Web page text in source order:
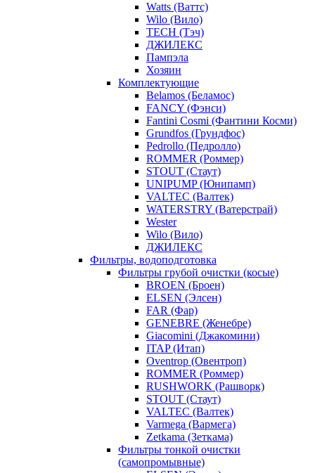
Watts (Ваттс)
Wilo (Вило)
TECH (Тэч)
ДЖИЛЕКС
Пампэла
Хозяин
Комплектующие
Belamos (Беламос)
FANCY (Фэнси)
Fantini Cosmi (Фантини Косми)
Grundfos (Грундфос)
Pedrollo (Педролло)
ROMMER (Роммер)
STOUT (Стаут)
UNIPUMP (Юнипамп)
VALTEC (Валтек)
WATERSTRY (Ватерстрай)
Wester
Wilo (Вило)
ДЖИЛЕКС
Фильтры, водоподготовка
Фильтры грубой очистки (косые)
BROEN (Броен)
ELSEN (Элсен)
FAR (Фар)
GENEBRE (Женебре)
Giacomini (Джакомини)
ITAP (Итап)
Oventrop (Овентроп)
ROMMER (Роммер)
RUSHWORK (Рашворк)
STOUT (Стаут)
VALTEC (Валтек)
Varmega (Вармега)
Zetkama (Зеткама)
Фильтры тонкой очистки
(самопромывные)